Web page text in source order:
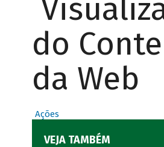
do
da Web
Ações
VEJA TAMBÉM